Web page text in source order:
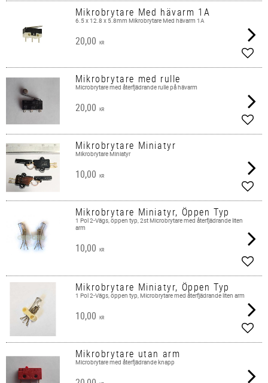
Mikrobrytare Med hävarm 1A
6.5 x 12.8 x 5.8mm Mikrobrytare Med hävarm 1A
20,00 KR
Add
Mikrobrytare med rulle
Microbrytare med återfjädrande rulle på hävarm
20,00 KR
Add
Mikrobrytare Miniatyr
Mikrobrytare Miniatyr
10,00 KR
Add
Mikrobrytare Miniatyr, Öppen Typ
1 Pol 2-Vägs, öppen typ, 2st Microbrytare med återfjädrande liten
arm
10,00 KR
Add
Mikrobrytare Miniatyr, Öppen Typ
1 Pol 2-Vägs, öppen typ, Microbrytare med återfjädrande liten arm
10,00 KR
Add
Mikrobrytare utan arm
Microbrytare med återfjädrande knapp